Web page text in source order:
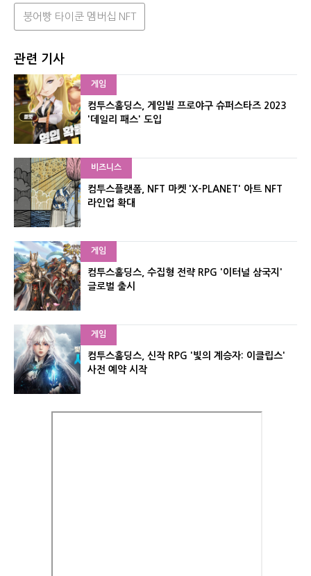
붕어빵 타이쿤 멤버십 NFT
관련 기사
게임
컴투스홀딩스, 게임빌 프로야구 슈퍼스타즈 2023
'데일리 패스' 도입
비즈니스
컴투스플랫폼, NFT 마켓 'X-PLANET' 아트 NFT
라인업 확대
게임
컴투스홀딩스, 수집형 전략 RPG '이터널 삼국지'
글로벌 출시
게임
컴투스홀딩스, 신작 RPG '빛의 계승자: 이클립스'
사전 예약 시작